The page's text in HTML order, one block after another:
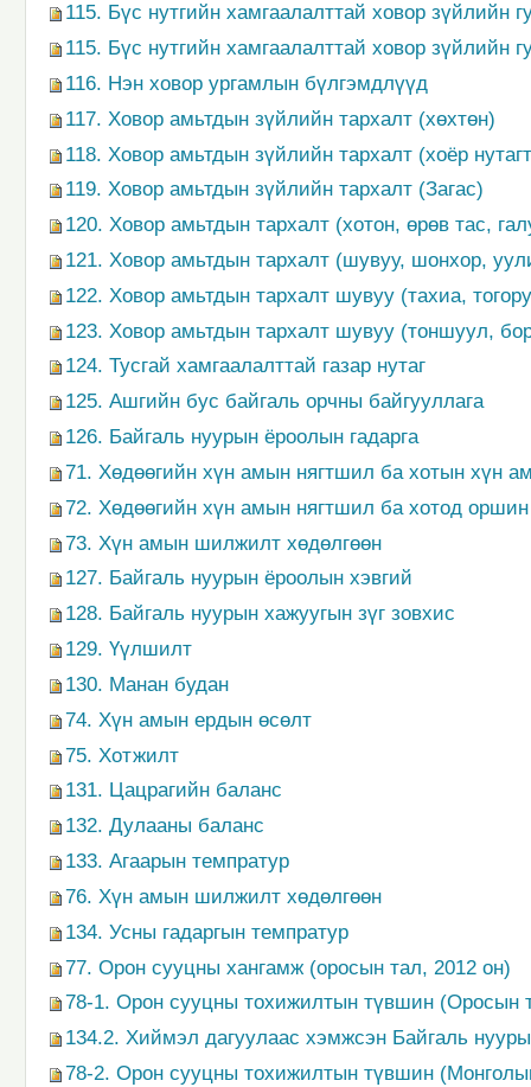
115. Бүс нутгийн хамгаалалттай ховор зүйлийн
115. Бүс нутгийн хамгаалалттай ховор зүйлийн
116. Нэн ховор ургамлын бүлгэмдлүүд
117. Ховор амьтдын зүйлийн тархалт (хөхтөн)
118. Ховор амьтдын зүйлийн тархалт (хоёр
119. Ховор амьтдын зүйлийн тархалт (Загас)
120. Ховор амьтдын тархалт (хотон, өрөв тас,
121. Ховор амьтдын тархалт (шувуу, шонхор,
122. Ховор амьтдын тархалт шувуу (тахиа,
123. Ховор амьтдын тархалт шувуу (тоншуул,
124. Тусгай хамгаалалттай газар нутаг
125. Ашгийн бус байгаль орчны байгууллага
126. Байгаль нуурын ёроолын гадарга
71. Хөдөөгийн хүн амын нягтшил ба хотын хүн
72. Хөдөөгийн хүн амын нягтшил ба хотод
73. Хүн амын шилжилт хөдөлгөөн
127. Байгаль нуурын ёроолын хэвгий
128. Байгаль нуурын хажуугын зүг зовхис
129. Үүлшилт
130. Манан будан
74. Хүн амын ердын өсөлт
75. Хотжилт
131. Цацрагийн баланс
132. Дулааны баланс
133. Агаарын темпратур
76. Хүн амын шилжилт хөдөлгөөн
134. Усны гадаргын темпратур
77. Орон сууцны хангамж (оросын тал, 2012 он)
78-1. Орон сууцны тохижилтын түвшин (Оросын
134.2. Хиймэл дагуулаас хэмжсэн Байгаль
78-2. Орон сууцны тохижилтын түвшин